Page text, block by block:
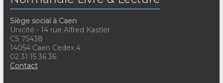
Siège social à Caen
Unicité - 14 rue Alfred Kastler
CS 75438
14054 Caen Cedex 4
02 31 15 36 36
Contact